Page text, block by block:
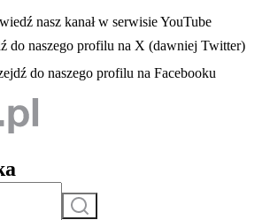
- otwiera się w nowej karcie
nasz kanał w serwisie YouTube
nowej karcie
do naszego profilu na X (dawniej Twitter)
- otwiera się w nowej karcie
do naszego profilu na Facebooku
Szukaj